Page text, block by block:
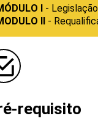
I -
II -
requisito